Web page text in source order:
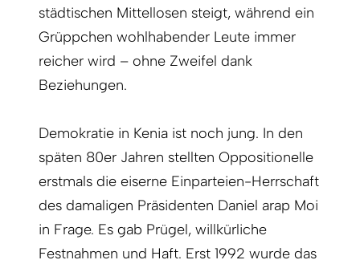
städtischen Mittellosen steigt, während ein
Grüppchen wohlhabender Leute immer
reicher wird – ohne Zweifel dank
Beziehungen.
Demokratie in Kenia ist noch jung. In den
späten 80er Jahren stellten Oppositionelle
erstmals die eiserne Einparteien-Herrschaft
des damaligen Präsidenten Daniel arap Moi
in Frage. Es gab Prügel, willkürliche
Festnahmen und Haft. Erst 1992 wurde das